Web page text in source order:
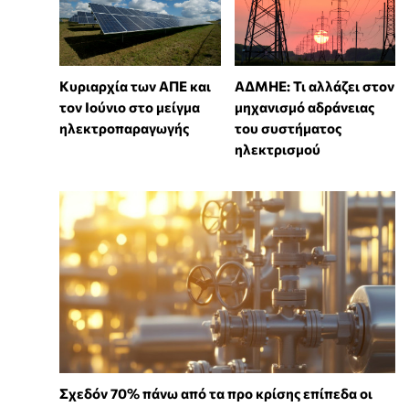
Κυριαρχία των ΑΠΕ και
τον Ιούνιο στο μείγμα
ηλεκτροπαραγωγής
ΑΔΜΗΕ: Τι αλλάζει στον
μηχανισμό αδράνειας
του συστήματος
ηλεκτρισμού
Σχεδόν 70% πάνω από τα προ κρίσης επίπεδα οι